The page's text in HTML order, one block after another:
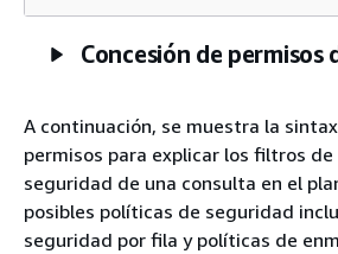
Concesión de permisos
A continuación, se muestra la
permisos para explicar los filtros
seguridad de una consulta en el
posibles políticas de seguridad
seguridad por fila y políticas de